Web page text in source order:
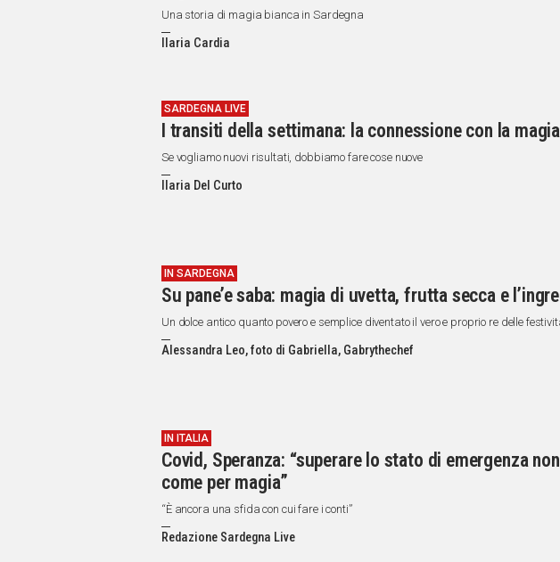
Una storia di magia bianca in Sardegna
Ilaria Cardia
SARDEGNA LIVE
I transiti della settimana: la connessione con la magia
Se vogliamo nuovi risultati, dobbiamo fare cose nuove
Ilaria Del Curto
IN SARDEGNA
Su pane’e saba: magia di uvetta, frutta secca e
Un dolce antico quanto povero e semplice diventato il vero e proprio re delle
Alessandra Leo, foto di Gabriella, Gabrythechef
IN ITALIA
Covid, Speranza: “superare lo stato di emergenza
come per magia”
“È ancora una sfida con cui fare i conti”
Redazione Sardegna Live